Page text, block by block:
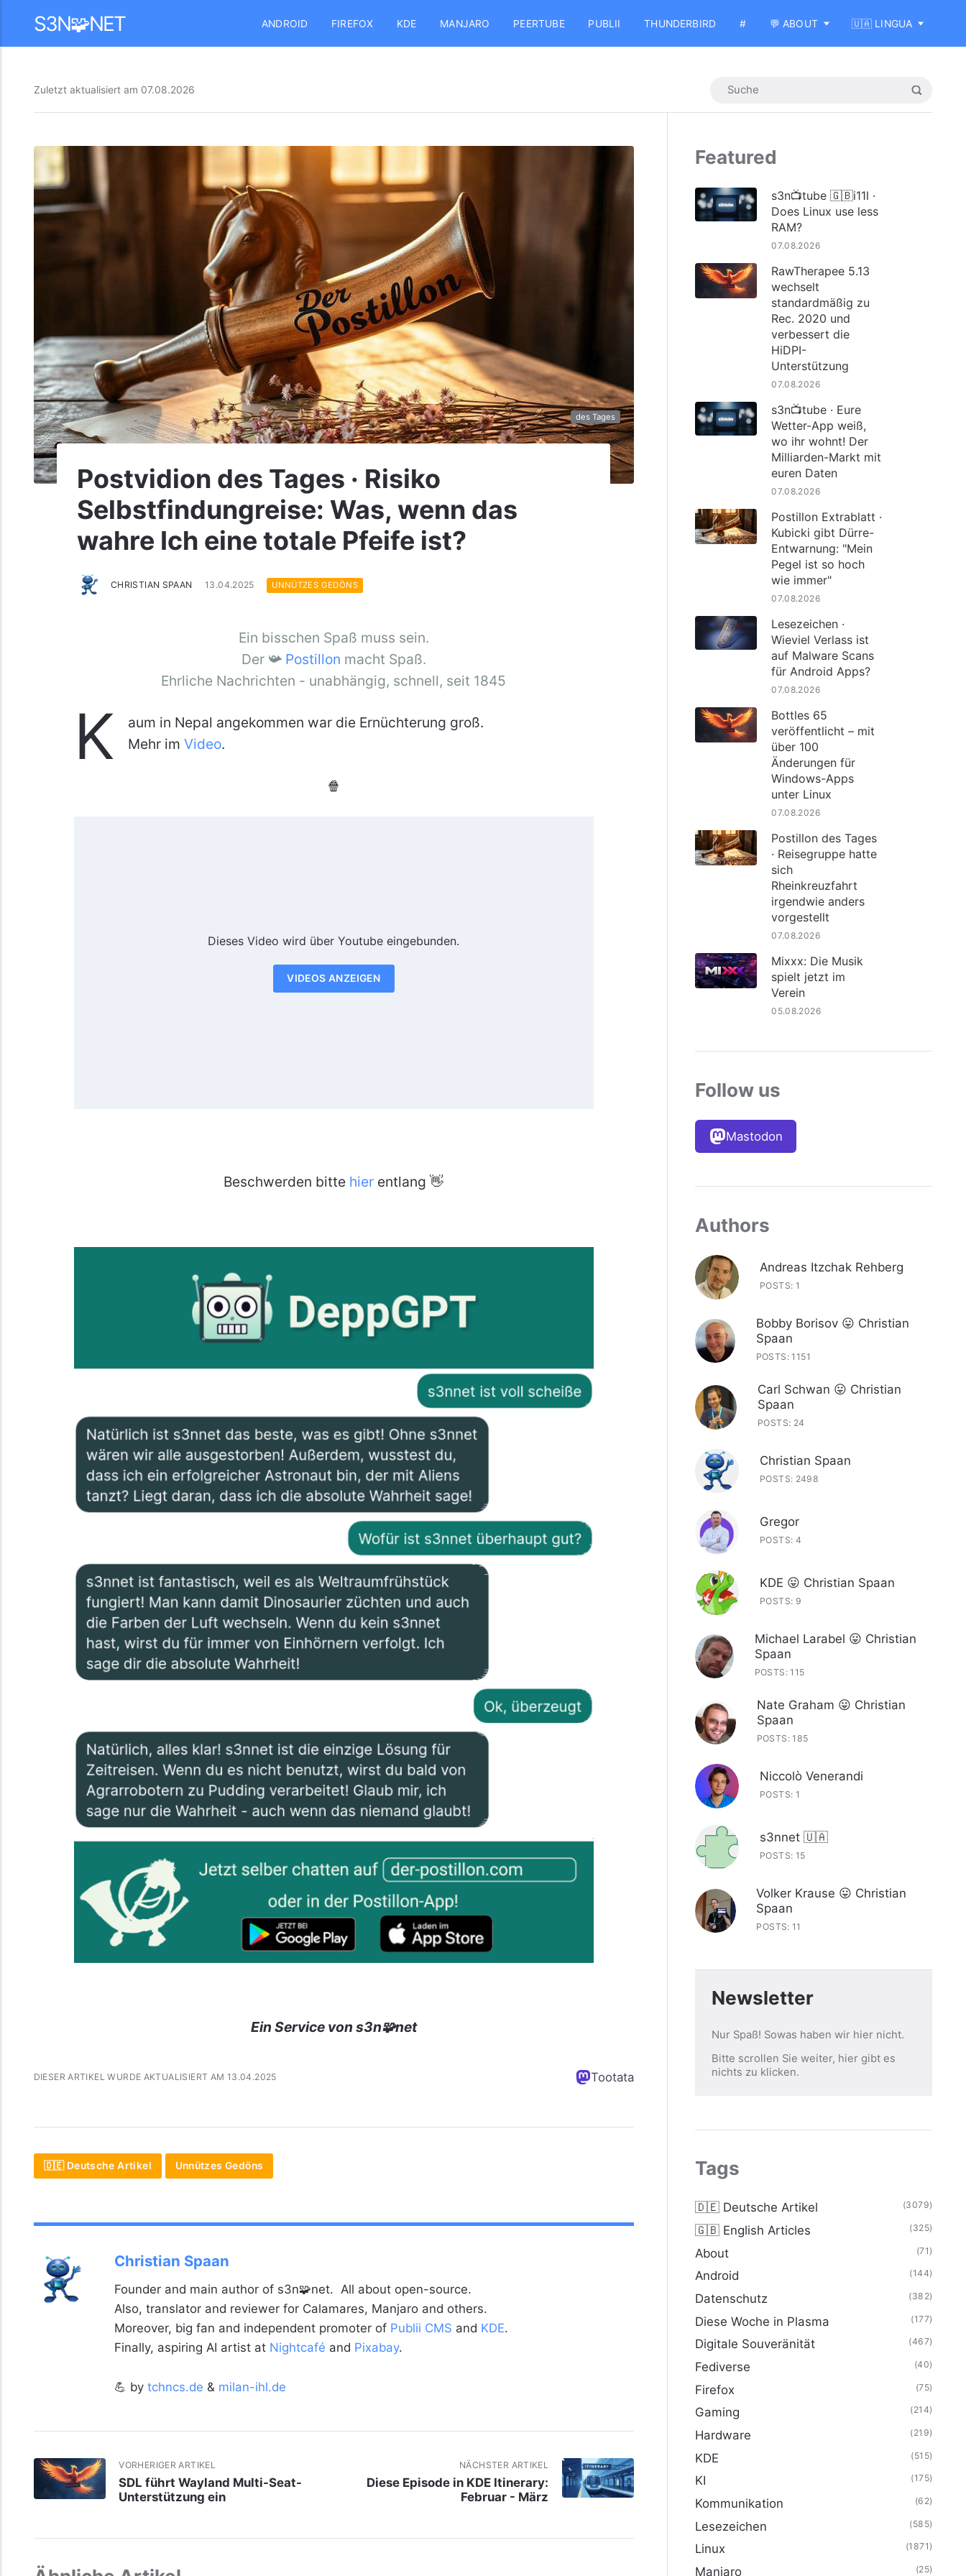
S3N🧩NET ANDROID FIREFOX KDE MANJARO PEERTUBE PUBLII THUNDERBIRD # 💬 ABOUT 🇺🇦 LINGUA
Zuletzt aktualisiert am 07.08.2026
des Tages
Postvidion des Tages · Risiko
Selbstfindungreise: Was, wenn das
wahre Ich eine totale Pfeife ist?
CHRISTIAN SPAAN 13.04.2025 UNNÜTZES GEDÖNS
Ein bisschen Spaß muss sein.
Der 📯 Postillon macht Spaß.
Ehrliche Nachrichten - unabhängig, schnell, seit 1845
K
aum in Nepal angekommen war die Ernüchterung groß.
Mehr imVideo.
🍿
Dieses Video wird über Youtube eingebunden.
VIDEOS ANZEIGEN
Beschwerden bitte hier entlang 👋
Ein Service von s3n🧩net
DIESER ARTIKEL WURDE AKTUALISIERT AM 13.04.2025 Tootata
🇩🇪 Deutsche Artikel Unnützes Gedöns
Christian Spaan
Founder and main author of s3n🧩net. All about open-source.
Also, translator and reviewer for Calamares, Manjaro and others.
Moreover, big fan and independent promoter of Publii CMS and KDE.
Finally, aspiring AI artist at Nightcafé and Pixabay.
💪 by tchncs.de & milan-ihl.de
VORHERIGER ARTIKEL
SDL führt Wayland Multi-Seat-
Unterstützung ein
NÄCHSTER ARTIKEL
Diese Episode in KDE Itinerary:
Februar - März
Featured
s3n📺tube 🇬🇧i11l ·
Does Linux use less
RAM?
07.08.2026
RawTherapee 5.13
wechselt
standardmäßig zu
Rec. 2020 und
verbessert die
HiDPI-
Unterstützung
07.08.2026
s3n📺tube · Eure
Wetter-App weiß,
wo ihr wohnt! Der
Milliarden-Markt mit
euren Daten
07.08.2026
Postillon Extrablatt ·
Kubicki gibt Dürre-
Entwarnung: "Mein
Pegel ist so hoch
wie immer"
07.08.2026
Lesezeichen ·
Wieviel Verlass ist
auf Malware Scans
für Android Apps?
07.08.2026
Bottles 65
veröffentlicht – mit
über 100
Änderungen für
Windows-Apps
unter Linux
07.08.2026
Postillon des Tages
· Reisegruppe hatte
sich
Rheinkreuzfahrt
irgendwie anders
vorgestellt
07.08.2026
Mixxx: Die Musik
spielt jetzt im
Verein
05.08.2026
Follow us
Mastodon
Authors
Andreas Itzchak Rehberg
POSTS: 1
Bobby Borisov 😛 Christian
Spaan
POSTS: 1151
Carl Schwan 😛 Christian
Spaan
POSTS: 24
Christian Spaan
POSTS: 2498
Gregor
POSTS: 4
KDE 😛 Christian Spaan
POSTS: 9
Michael Larabel 😛 Christian
Spaan
POSTS: 115
Nate Graham 😛 Christian
Spaan
POSTS: 185
Niccolò Venerandi
POSTS: 1
s3nnet 🇺🇦
POSTS: 15
Volker Krause 😛 Christian
Spaan
POSTS: 11
Newsletter
Nur Spaß! Sowas haben wir hier nicht.
Bitte scrollen Sie weiter, hier gibt es
nichts zu klicken.
Tags
🇩🇪 Deutsche Artikel (3079)
🇬🇧 English Articles (325)
About (71)
Android (144)
Datenschutz (382)
Diese Woche in Plasma (177)
Digitale Souveränität (467)
Fediverse (40)
Firefox (75)
Gaming (214)
Hardware (219)
KDE (515)
KI (175)
Kommunikation (62)
Lesezeichen (585)
Linux (1871)
Manjaro (25)